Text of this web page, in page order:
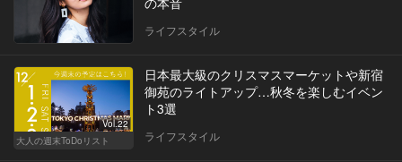
ライフスタイル
Vol.22
大人の週末ToDoリスト
日本最大級のクリスマスマーケットや新宿
御苑のライトアップ…秋冬を楽しむイベン
ト3選
ライフスタイル